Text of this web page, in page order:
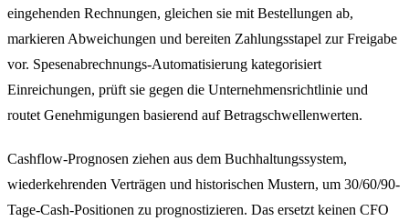
eingehenden Rechnungen, gleichen sie mit Bestellungen ab,
markieren Abweichungen und bereiten Zahlungsstapel zur Freigabe
vor. Spesenabrechnungs-Automatisierung kategorisiert
Einreichungen, prüft sie gegen die Unternehmensrichtlinie und
routet Genehmigungen basierend auf Betragschwellenwerten.
Cashflow-Prognosen ziehen aus dem Buchhaltungssystem,
wiederkehrenden Verträgen und historischen Mustern, um 30/60/90-
Tage-Cash-Positionen zu prognostizieren. Das ersetzt keinen CFO